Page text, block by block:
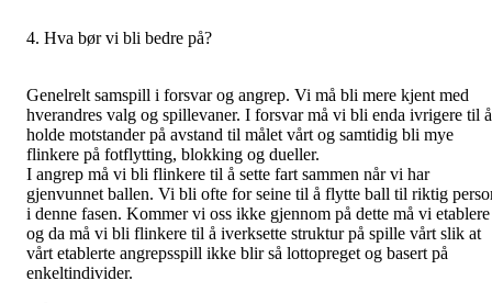
4. Hva bør vi bli bedre på?
Genelrelt samspill i forsvar og angrep. Vi må bli mere kjent med
hverandres valg og spillevaner. I forsvar må vi bli enda ivrigere til å
holde motstander på avstand til målet vårt og samtidig bli mye
flinkere på fotflytting, blokking og dueller.
I angrep må vi bli flinkere til å sette fart sammen når vi har
gjenvunnet ballen. Vi bli ofte for seine til å flytte ball til riktig
i denne fasen. Kommer vi oss ikke gjennom på dette må vi etablere
og da må vi bli flinkere til å iverksette struktur på spille vårt slik at
vårt etablerte angrepsspill ikke blir så lottopreget og basert på
enkeltindivider.